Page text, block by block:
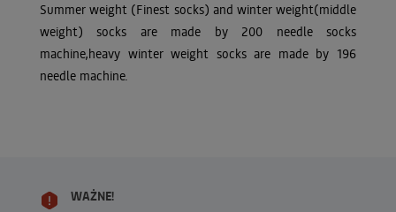
Summer weight (Finest socks) and winter weight(middle
weight) socks are made by 200 needle socks
machine,heavy winter weight socks are made by 196
needle machine.
WAŻNE!